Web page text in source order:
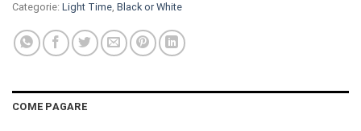
Categorie: Light Time, Black or White
COME PAGARE